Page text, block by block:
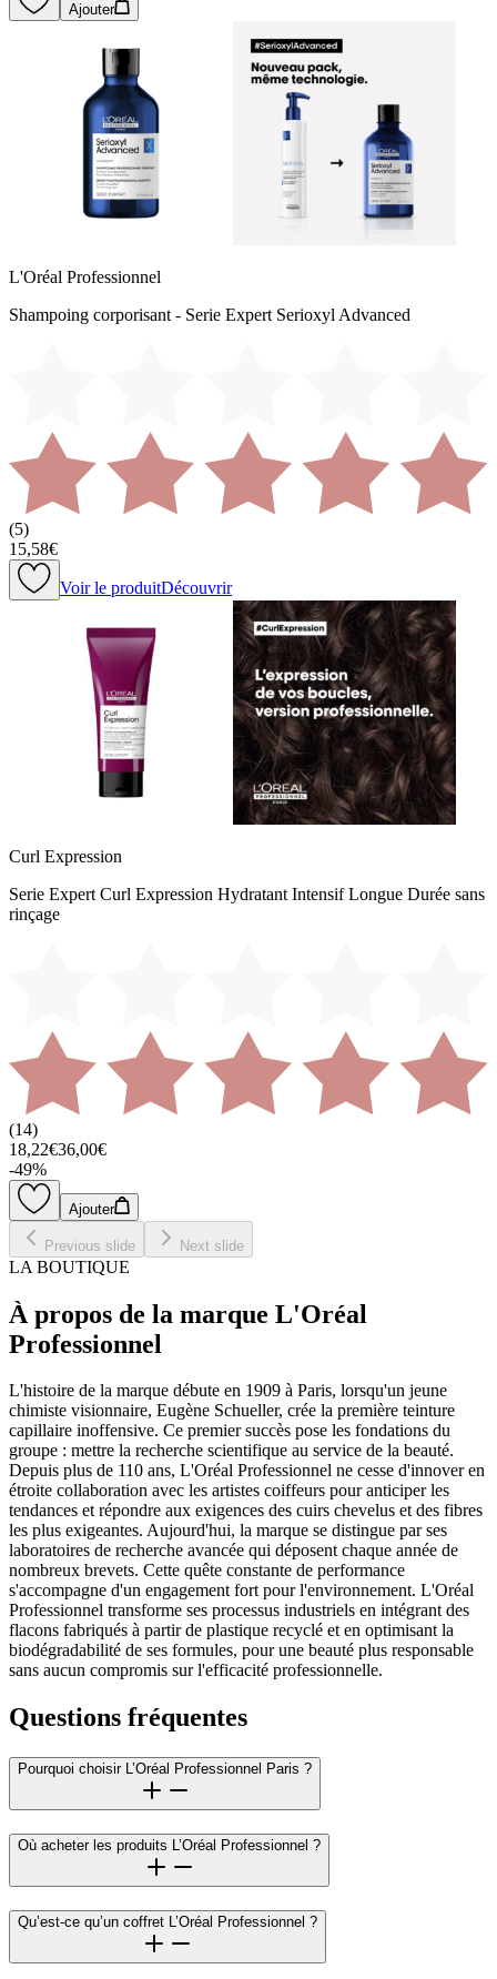
Ajouter
L'Oréal Professionnel
Shampoing corporisant - Serie Expert Serioxyl Advanced
(5)
15,58€
Voir le produitDécouvrir
Curl Expression
Serie Expert Curl Expression Hydratant Intensif Longue Durée sans
rinçage
(14)
18,22€36,00€
-49%
Ajouter
Previous slide Next slide
LA BOUTIQUE
À propos de la marque L'Oréal
Professionnel
L'histoire de la marque débute en 1909 à Paris, lorsqu'un jeune
chimiste visionnaire, Eugène Schueller, crée la première teinture
capillaire inoffensive. Ce premier succès pose les fondations du
groupe : mettre la recherche scientifique au service de la beauté.
Depuis plus de 110 ans, L'Oréal Professionnel ne cesse d'innover en
étroite collaboration avec les artistes coiffeurs pour anticiper les
tendances et répondre aux exigences des cuirs chevelus et des fibres
les plus exigeantes. Aujourd'hui, la marque se distingue par ses
laboratoires de recherche avancée qui déposent chaque année de
nombreux brevets. Cette quête constante de performance
s'accompagne d'un engagement fort pour l'environnement. L'Oréal
Professionnel transforme ses processus industriels en intégrant des
flacons fabriqués à partir de plastique recyclé et en optimisant la
biodégradabilité de ses formules, pour une beauté plus responsable
sans aucun compromis sur l'efficacité professionnelle.
Questions fréquentes
Pourquoi choisir L’Oréal Professionnel Paris ?
Où acheter les produits L’Oréal Professionnel ?
Qu’est-ce qu’un coffret L’Oréal Professionnel ?